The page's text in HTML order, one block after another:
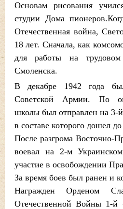
Основам рисования
студии Дома
Отечественная война,
18 лет. Сначала, как
для работы на
Смоленска.
В декабре 1942 года
Советской Армии. По
школы был отправлен на 3-
в составе которого дошел
После разгрома Восточно-
воевал на 2-м
участие в освобождении
За время боев был ранен и
Награжден Орденом
Отечественной Войны 1-й